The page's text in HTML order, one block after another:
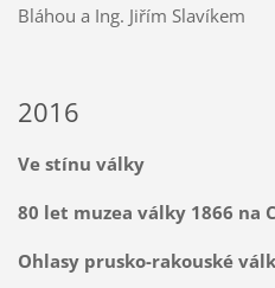
Bláhou a Ing. Jiřím Slavíkem
2016
Ve stínu války
80 let muzea války 1866 na
Ohlasy prusko-rakouské